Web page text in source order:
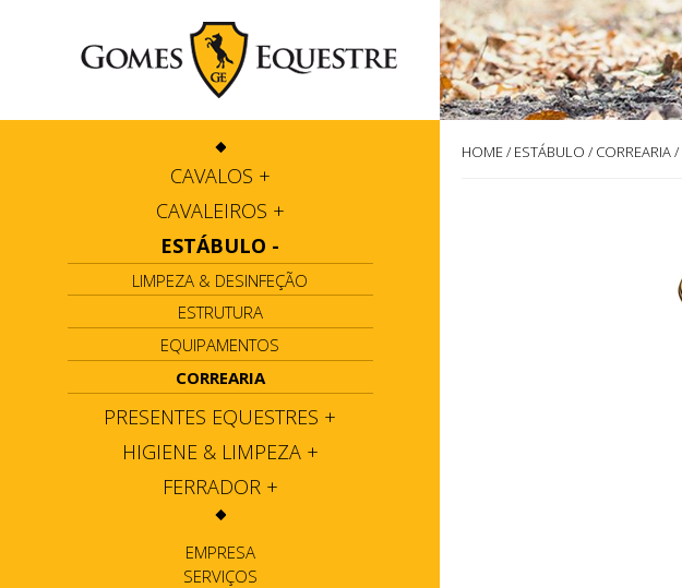
CAVALOS +
CAVALEIROS +
ESTÁBULO -
LIMPEZA & DESINFEÇÃO
ESTRUTURA
EQUIPAMENTOS
CORREARIA
PRESENTES EQUESTRES +
HIGIENE & LIMPEZA +
FERRADOR +
EMPRESA
SERVIÇOS
HOME/ ESTÁBULO / CORREARIA/